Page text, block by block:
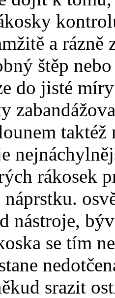
a
štěp
do jisté
rákosek
náprstku.
nástroje,
se tím
srazit